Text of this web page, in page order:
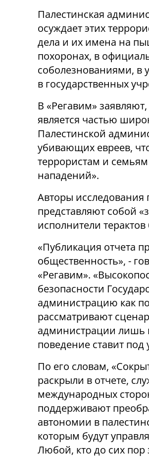
Палестинская
осуждает этих
дела и их имена на
похоронах, в
соболезнованиями, в
в государственных
В «Регавим»
является частью
Палестинской
убивающих евреев,
террористам и
нападений».
Авторы
представляют собой
исполнители
«Публикация отчета
общественность», -
«Регавим».
безопасности
администрацию как
рассматривают
администрации лишь
поведение ставит под
По его словам,
раскрыли в отчете,
международных
поддерживают
автономии в
которым будут
Любой, кто до сих пор